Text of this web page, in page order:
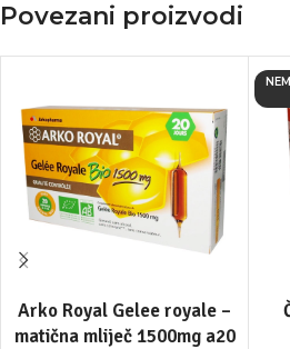
Povezani proizvodi
Arko Royal Gelee royale –
matična mliječ 1500mg a20